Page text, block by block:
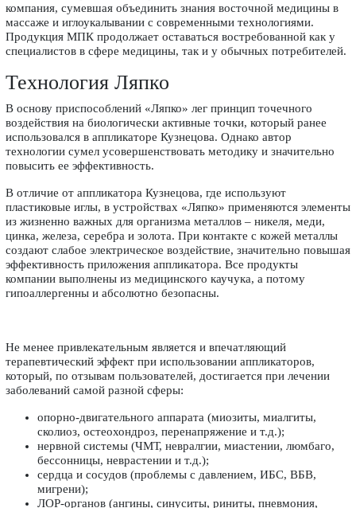
компания, сумевшая объединить знания восточной медицины в
массаже и иглоукалывании с современными технологиями.
Продукция МПК продолжает оставаться востребованной как у
специалистов в сфере медицины, так и у обычных потребителей.
Технология Ляпко
В основу приспособлений «Ляпко» лег принцип точечного
воздействия на биологически активные точки, который ранее
использовался в аппликаторе Кузнецова. Однако автор
технологии сумел усовершенствовать методику и значительно
повысить ее эффективность.
В отличие от аппликатора Кузнецова, где используют
пластиковые иглы, в устройствах «Ляпко» применяются элементы
из жизненно важных для организма металлов – никеля, меди,
цинка, железа, серебра и золота. При контакте с кожей металлы
создают слабое электрическое воздействие, значительно повышая
эффективность приложения аппликатора. Все продукты
компании выполнены из медицинского каучука, а потому
гипоаллергенны и абсолютно безопасны.
Не менее привлекательным является и впечатляющий
терапевтический эффект при использовании аппликаторов,
который, по отзывам пользователей, достигается при лечении
заболеваний самой разной сферы:
опорно-двигательного аппарата (миозиты, миалгиты,
сколиоз, остеохондроз, перенапряжение и т.д.);
нервной системы (ЧМТ, невралгии, миастении, люмбаго,
бессонницы, неврастении и т.д.);
сердца и сосудов (проблемы с давлением, ИБС, ВБВ,
мигрени);
ЛОР-органов (ангины, синуситы, риниты, пневмония,